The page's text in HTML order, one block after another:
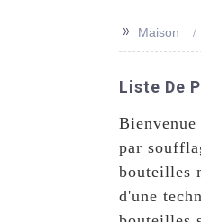
>> Maison
Liste De
par
bouteilles
d'une